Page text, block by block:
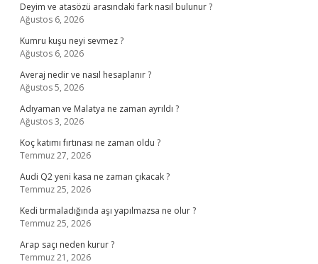
Deyim ve atasözü arasındaki fark nasıl bulunur ?
Ağustos 6, 2026
Kumru kuşu neyi sevmez ?
Ağustos 6, 2026
Averaj nedir ve nasıl hesaplanır ?
Ağustos 5, 2026
Adıyaman ve Malatya ne zaman ayrıldı ?
Ağustos 3, 2026
Koç katımı fırtınası ne zaman oldu ?
Temmuz 27, 2026
Audi Q2 yeni kasa ne zaman çıkacak ?
Temmuz 25, 2026
Kedi tırmaladığında aşı yapılmazsa ne olur ?
Temmuz 25, 2026
Arap saçı neden kurur ?
Temmuz 21, 2026